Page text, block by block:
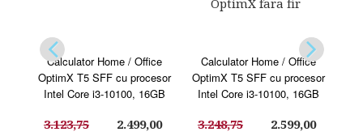
Calculator Home / Office
OptimX T5 SFF cu procesor
Intel Core i3-10100, 16GB
3.123,75
2.499,00
Calculator Home / Office
OptimX T5 SFF cu procesor
Intel Core i3-10100, 16GB
kit tastatura si mouse OptimX
3.248,75
2.599,00